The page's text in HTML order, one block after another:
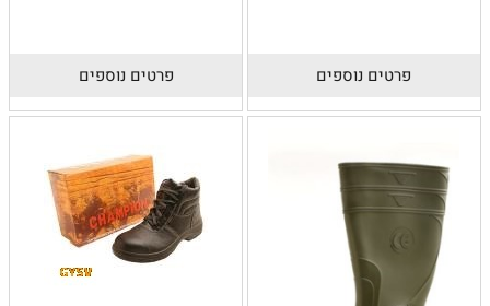
פרטים נוספים פרטים נוספים